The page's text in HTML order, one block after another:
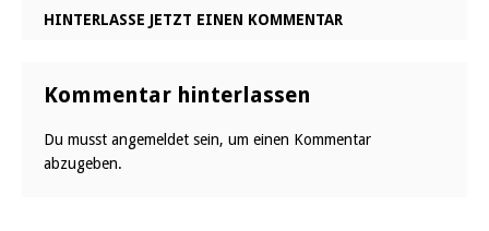
HINTERLASSE JETZT EINEN KOMMENTAR
Kommentar hinterlassen
Du musst angemeldet sein, um einen Kommentar
abzugeben.